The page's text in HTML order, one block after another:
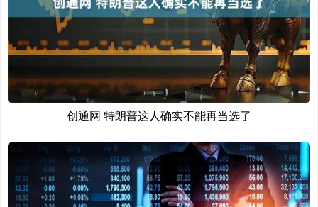
创通网 特朗普这人确实不能再当选了